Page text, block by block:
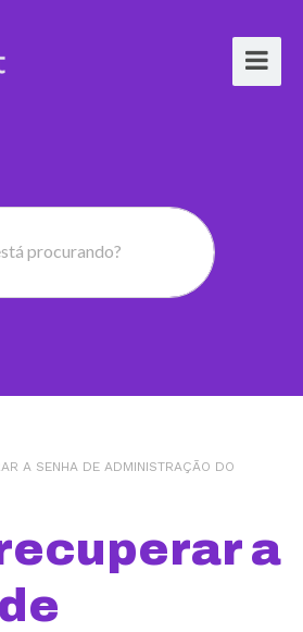
procurando?
A SENHA DE ADMINISTRAÇÃO DO
a